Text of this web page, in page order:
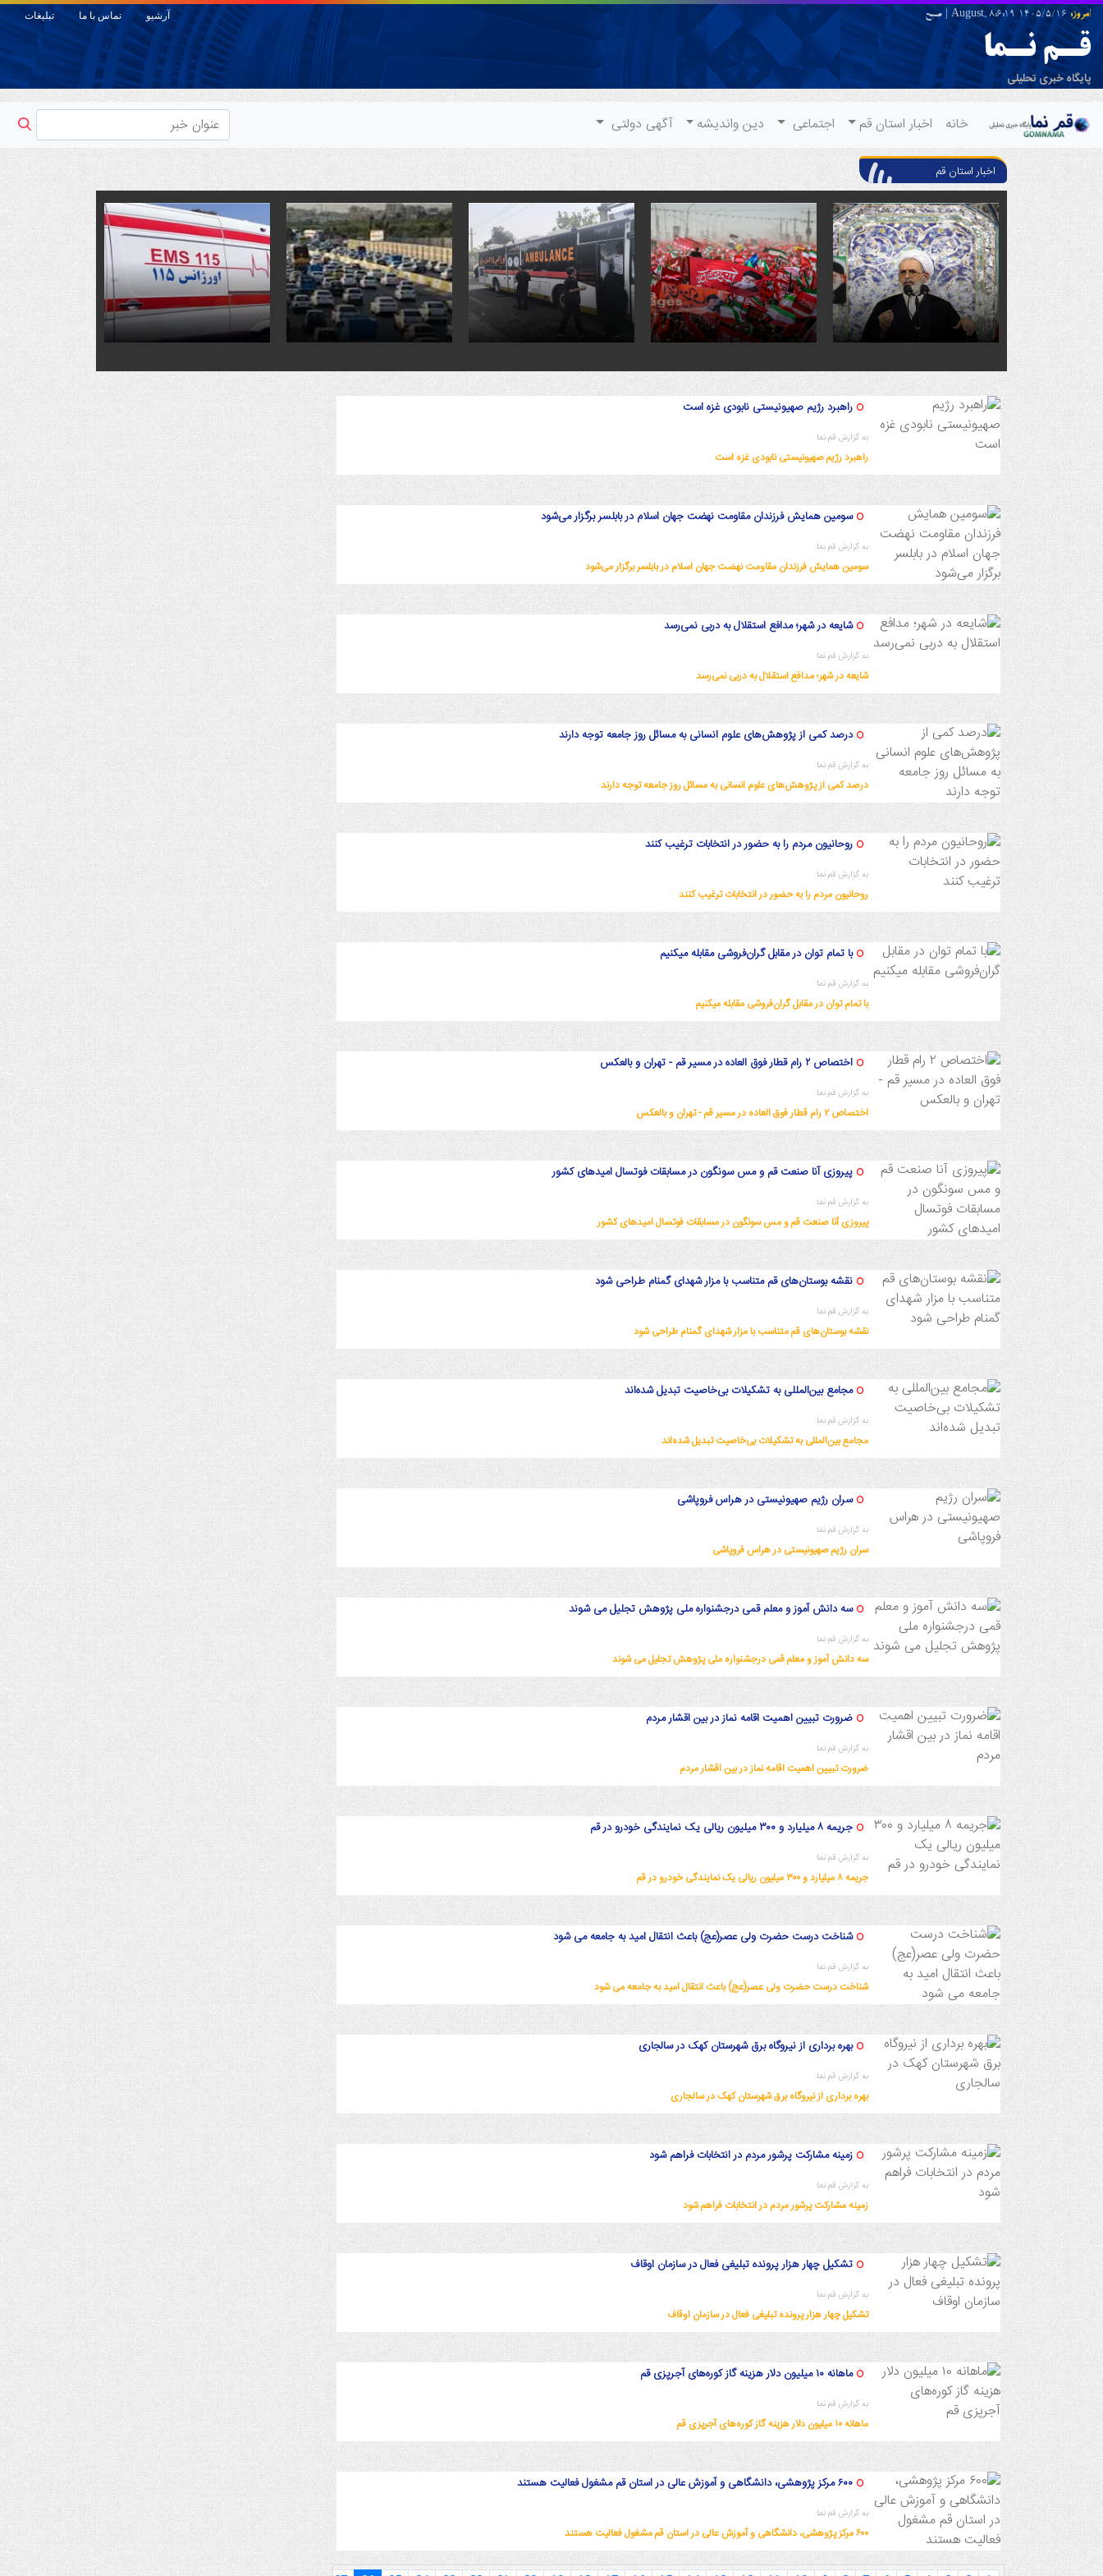
امروز:1405/5/16 August,
8:6:19 صبح تبلیغات تماس با ما آرشیو
قـم نـما
پایگاه خبری تحلیلی
خانه اخبار استان قم اجتماعی دین واندیشه آگهی دولتی
اخبار استان قم
1402/9/24 18:47:3
راهبرد رژیم صهیونیستی نابودی غزه است
به گزارش قم نما
راهبرد رژیم صهیونیستی نابودی غزه است
1402/9/22 13:19:14
سومین همایش فرزندان مقاومت نهضت جهان اسلام در بابلسر برگزار می‌شود
به گزارش قم نما
سومین همایش فرزندان مقاومت نهضت جهان اسلام در بابلسر برگزار می‌شود
1402/9/22 13:12:12
شایعه در شهر؛ مدافع استقلال به دربی نمی‌رسد
به گزارش قم نما
شایعه در شهر؛ مدافع استقلال به دربی نمی‌رسد
1402/9/22 13:8:15
درصد کمی از پژوهش‌های علوم انسانی به مسائل روز جامعه توجه دارند
به گزارش قم نما
درصد کمی از پژوهش‌های علوم انسانی به مسائل روز جامعه توجه دارند
1402/9/22 12:54:18
روحانیون مردم را به حضور در انتخابات ترغیب کنند
به گزارش قم نما
روحانیون مردم را به حضور در انتخابات ترغیب کنند
1402/9/22 12:50:57
با تمام توان در مقابل گران‌فروشی مقابله میکنیم
به گزارش قم نما
با تمام توان در مقابل گران‌فروشی مقابله میکنیم
1402/9/22 12:48:14
اختصاص ۲ رام قطار فوق العاده در مسیر قم - تهران و بالعکس
به گزارش قم نما
اختصاص ۲ رام قطار فوق العاده در مسیر قم - تهران و بالعکس
1402/9/20 23:29:51
پیروزی آنا صنعت قم و مس سونگون در مسابقات فوتسال امیدهای کشور
به گزارش قم نما
پیروزی آنا صنعت قم و مس سونگون در مسابقات فوتسال امیدهای کشور
1402/9/20 23:23:1
نقشه بوستان‌های قم متناسب با مزار شهدای گمنام طراحی شود
به گزارش قم نما
نقشه بوستان‌های قم متناسب با مزار شهدای گمنام طراحی شود
1402/9/20 23:11:0
مجامع بین‌المللی به تشکیلات بی‌خاصیت تبدیل شده‌اند
به گزارش قم نما
مجامع بین‌المللی به تشکیلات بی‌خاصیت تبدیل شده‌اند
1402/9/19 17:0:7
سران رژیم صهیونیستی در هراس فروپاشی
به گزارش قم نما
سران رژیم صهیونیستی در هراس فروپاشی
1402/9/19 16:27:54
سه دانش آموز و معلم قمی درجشنواره ملی پژوهش تجلیل می شوند
به گزارش قم نما
سه دانش آموز و معلم قمی درجشنواره ملی پژوهش تجلیل می شوند
1402/9/18 21:25:27
ضرورت تبیین اهمیت اقامه نماز در بین اقشار مردم
به گزارش قم نما
ضرورت تبیین اهمیت اقامه نماز در بین اقشار مردم
1402/9/18 14:44:14
جریمه ۸ میلیارد و ۳۰۰ میلیون ریالی یک نمایندگی خودرو در قم
به گزارش قم نما
جریمه ۸ میلیارد و ۳۰۰ میلیون ریالی یک نمایندگی خودرو در قم
1402/9/18 14:40:50
شناخت درست حضرت ولی عصر(عج) باعث انتقال امید به جامعه می شود
به گزارش قم نما
شناخت درست حضرت ولی عصر(عج) باعث انتقال امید به جامعه می شود
1402/9/18 13:57:40
بهره برداری از نیروگاه برق شهرستان کهک در سالجاری
به گزارش قم نما
بهره برداری از نیروگاه برق شهرستان کهک در سالجاری
1402/9/17 19:58:8
زمینه مشارکت پرشور مردم در انتخابات فراهم شود
به گزارش قم نما
زمینه مشارکت پرشور مردم در انتخابات فراهم شود
1402/9/16 14:25:27
تشکیل چهار هزار پرونده تبلیغی فعال در سازمان اوقاف
به گزارش قم نما
تشکیل چهار هزار پرونده تبلیغی فعال در سازمان اوقاف
1402/9/15 17:36:4
ماهانه ۱۰ میلیون دلار هزینه گاز کوره‌های آجرپزی قم
به گزارش قم نما
ماهانه ۱۰ میلیون دلار هزینه گاز کوره‌های آجرپزی قم
1402/9/15 16:31:32
۶۰۰ مرکز پژوهشی، دانشگاهی و آموزش عالی در استان قم مشغول فعالیت هستند
به گزارش قم نما
۶۰۰ مرکز پژوهشی، دانشگاهی و آموزش عالی در استان قم مشغول فعالیت هستند